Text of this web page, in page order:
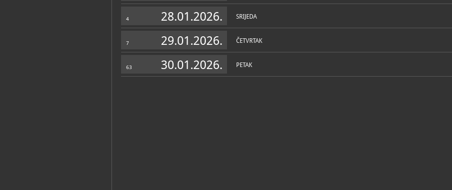
4 28.01.2026. SRIJEDA
7 29.01.2026. ČETVRTAK
63 30.01.2026. PETAK